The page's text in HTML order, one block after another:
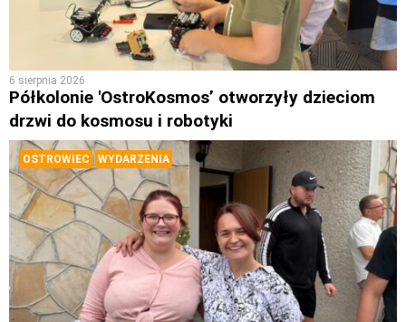
6 sierpnia 2026
Półkolonie 'OstroKosmos’ otworzyły dzieciom
drzwi do kosmosu i robotyki
OSTROWIEC WYDARZENIA